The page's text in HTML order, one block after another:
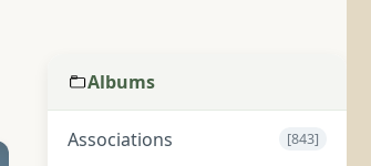
Albums
Associations [843]